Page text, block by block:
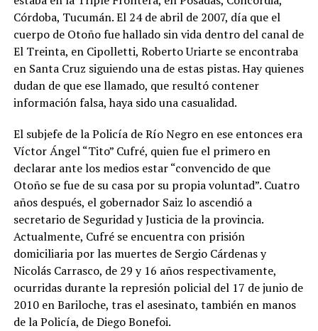
Córdoba, Tucumán. El 24 de abril de 2007, día que el
cuerpo de Otoño fue hallado sin vida dentro del canal de
El Treinta, en Cipolletti, Roberto Uriarte se encontraba
en Santa Cruz siguiendo una de estas pistas. Hay quienes
dudan de que ese llamado, que resultó contener
información falsa, haya sido una casualidad.
El subjefe de la Policía de Río Negro en ese entonces era
Víctor Ángel “Tito” Cufré, quien fue el primero en
declarar ante los medios estar “convencido de que
Otoño se fue de su casa por su propia voluntad”. Cuatro
años después, el gobernador Saiz lo ascendió a
secretario de Seguridad y Justicia de la provincia.
Actualmente, Cufré se encuentra con prisión
domiciliaria por las muertes de Sergio Cárdenas y
Nicolás Carrasco, de 29 y 16 años respectivamente,
ocurridas durante la represión policial del 17 de junio de
2010 en Bariloche, tras el asesinato, también en manos
de la Policía, de Diego Bonefoi.